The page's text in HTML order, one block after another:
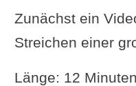
Zunächst ein
Streichen einer
Länge: 12 Minuten